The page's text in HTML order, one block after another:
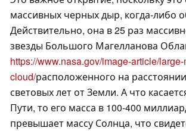
массивных черных дыр, когда-либо
Действительно, она в 25 раз
звезды Большого Магелланова
https://www.nasa.gov/image-article/
cloud/расположенного на
световых лет от Земли. А что
Пути, то его масса в 100-400
превышает массу Солнца, что